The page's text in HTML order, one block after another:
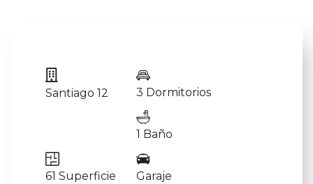
Santiago 12 3 Dormitorios
1 Baño
61 Superficie Garaje